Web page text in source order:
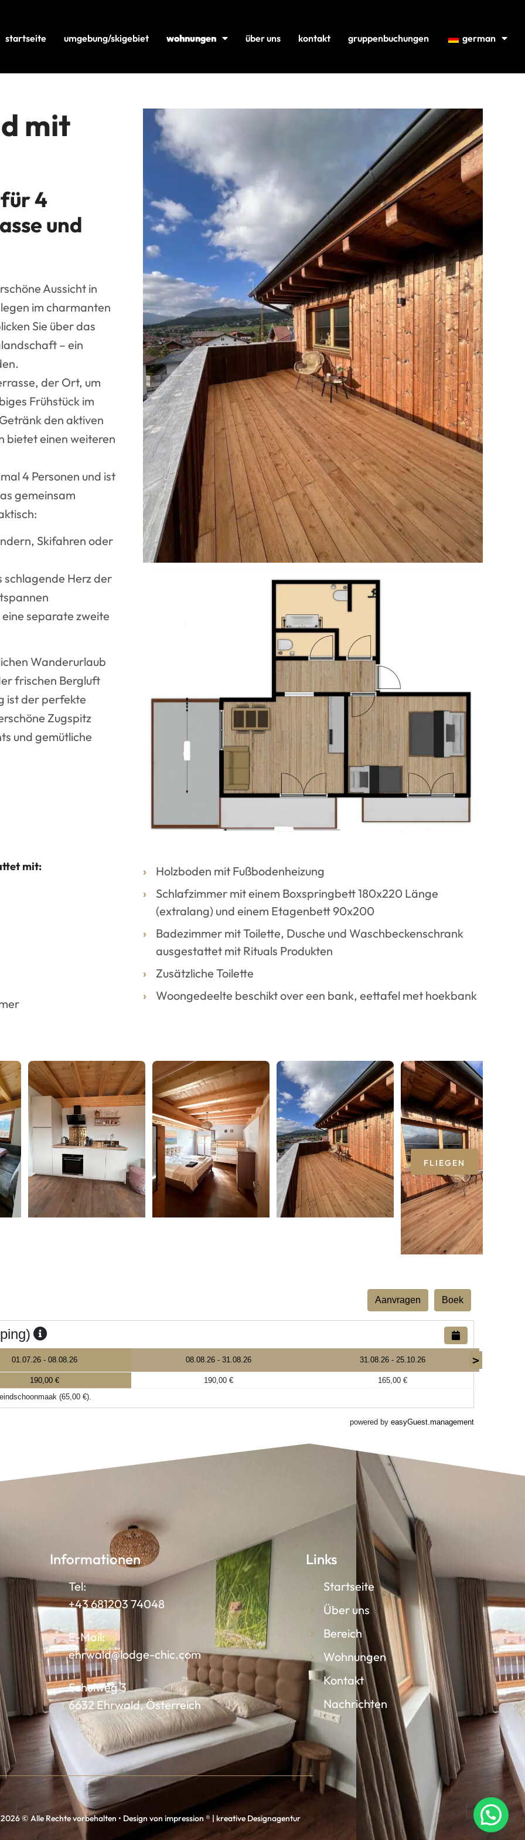
startseite umgebung/skigebiet wohnungen über uns kontakt gruppenbuchungen german
mit
4
und
Aussicht in
im charmanten
Sie über das
– ein
der Ort, um
Frühstück im
den aktiven
bietet einen weiteren
4 Personen und ist
gemeinsam
Skifahren oder
schlagende Herz der
separate zweite
Wanderurlaub
frischen Bergluft
ist der perfekte
Zugspitz
und gemütliche
mit:
Holzboden mit Fußbodenheizung
Schlafzimmer mit einem Boxspringbett 180x220 Länge
(extralang) und einem Etagenbett 90x200
Badezimmer mit Toilette, Dusche und Waschbeckenschrank
ausgestattet mit Rituals Produkten
Zusätzliche Toilette
Woongedeelte beschikt over een bank, eettafel met hoekbank
FLIEGEN
Informationen
Tel:
+43 681203 74048
E-Mail:
ehrwald@lodge-chic.com
Schulweg 3
6632 Ehrwald, Österreich
Links
Startseite
Über uns
Bereich
Wohnungen
Kontakt
Nachrichten
© Alle Rechte vorbehalten • Design von impression ® | kreative Designagentur